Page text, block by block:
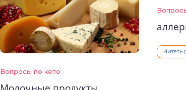
Вопросы по кето
Читать